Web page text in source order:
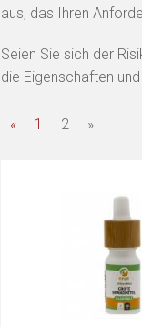
aus, das Ihren
Seien Sie sich der
die Eigenschaften
« 1 2 »